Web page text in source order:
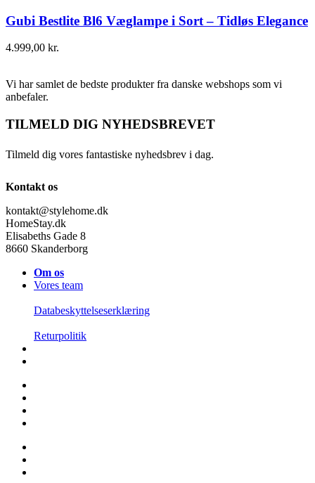
Gubi Bestlite Bl6 Væglampe i Sort – Tidløs Elegance
4.999,00 kr.
Vi har samlet de bedste produkter fra danske webshops som vi
anbefaler.
TILMELD DIG NYHEDSBREVET
Tilmeld dig vores fantastiske nyhedsbrev i dag.
Kontakt os
kontakt@stylehome.dk
HomeStay.dk
Elisabeths Gade 8
8660 Skanderborg
Om os
Vores team
Databeskyttelseserklæring
Returpolitik